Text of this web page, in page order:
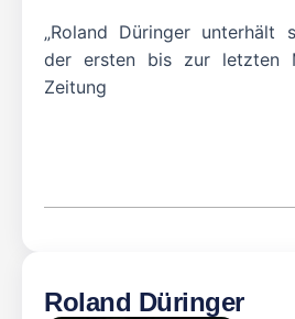
„Roland Düringer unterhält
der ersten bis zur letzten
Zeitung
Roland Düringer